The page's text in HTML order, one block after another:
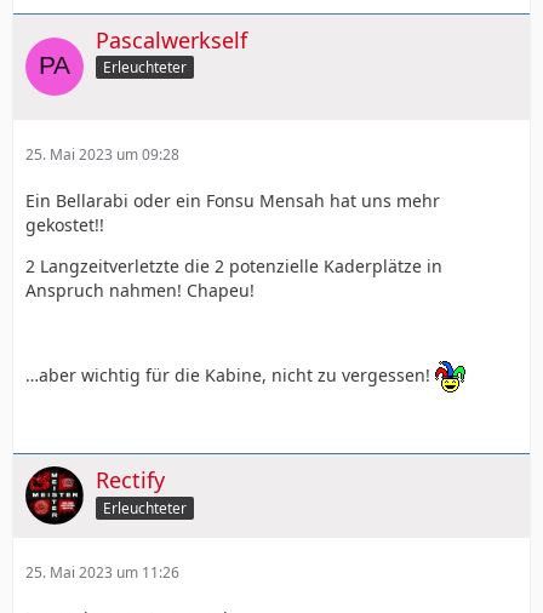
Pascalwerkself
Erleuchteter
25. Mai 2023 um 09:28
Ein Bellarabi oder ein Fonsu Mensah hat uns mehr
gekostet!!
2 Langzeitverletzte die 2 potenzielle Kaderplätze in
Anspruch nahmen! Chapeu!
…aber wichtig für die Kabine, nicht zu vergessen!
Rectify
Erleuchteter
25. Mai 2023 um 11:26